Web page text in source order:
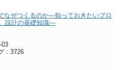
なぜつくるのか―知っておきたいプロ
設計の基礎知識―
03
: 3726